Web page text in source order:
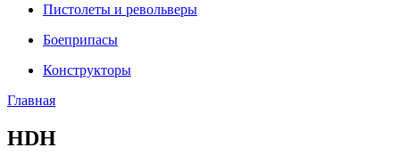
Пистолеты и револьверы
Боеприпасы
Конструкторы
Главная
HDH